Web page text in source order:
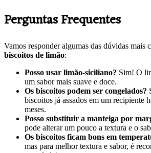
Perguntas Frequentes
Vamos responder algumas das dúvidas mais
biscoitos de limão:
Posso usar limão-siciliano? Sim! O
um sabor mais suave e doce.
Os biscoitos podem ser congelados?
biscoitos já assados em um recipiente
meses.
Posso substituir a manteiga por
pode alterar um pouco a textura e o
Os biscoitos ficam bons em
mas para melhor textura e sabor, é